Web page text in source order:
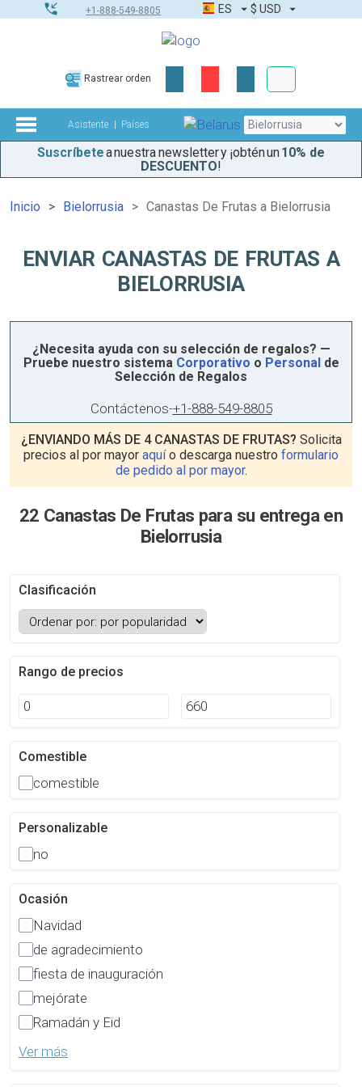
+1-888-549-8805 ES $ USD
Rastrear orden
Asistente Países
Suscríbetea nuestra newsletter y ¡obtén un10% de
DESCUENTO!
Inicio Bielorrusia Canastas De Frutas a Bielorrusia
ENVIAR CANASTAS DE FRUTAS A
BIELORRUSIA
¿Necesita ayuda con su selección de regalos? —
Pruebe nuestro sistema Corporativo o Personalde
Selección de Regalos
Contáctenos-+1-888-549-8805
¿ENVIANDO MÁS DE 4 CANASTAS DE FRUTAS? Solicita
precios al por mayor aquío descarga nuestro formulario
de pedido al por mayor.
22 Canastas De Frutas para su entrega en
Bielorrusia
Clasificación
Rango de precios
Comestible
comestible
Personalizable
no
Ocasión
Navidad
de agradecimiento
fiesta de inauguración
mejórate
Ramadán y Eid
Ver más